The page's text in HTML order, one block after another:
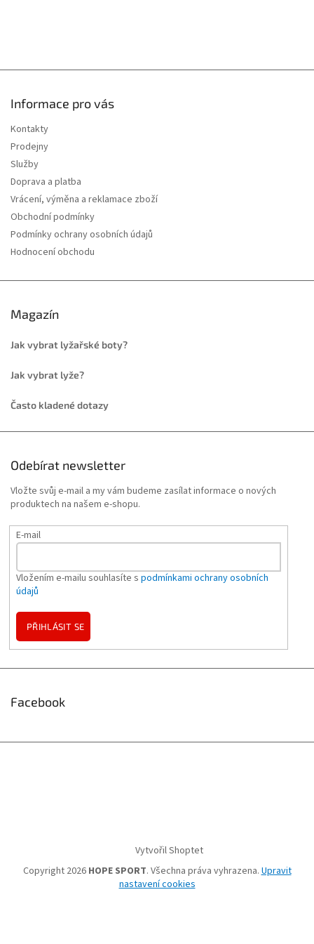
Informace pro vás
Kontakty
Prodejny
Služby
Doprava a platba
Vrácení, výměna a reklamace zboží
Obchodní podmínky
Podmínky ochrany osobních údajů
Hodnocení obchodu
Magazín
Jak vybrat lyžařské boty?
Jak vybrat lyže?
Často kladené dotazy
Odebírat newsletter
Vložte svůj e-mail a my vám budeme zasílat informace o nových
produktech na našem e-shopu.
E-mail
Vložením e-mailu souhlasíte s podmínkami ochrany osobních
údajů
PŘIHLÁSIT SE
Facebook
Vytvořil Shoptet
Copyright 2026 HOPE SPORT. Všechna práva vyhrazena. Upravit
nastavení cookies